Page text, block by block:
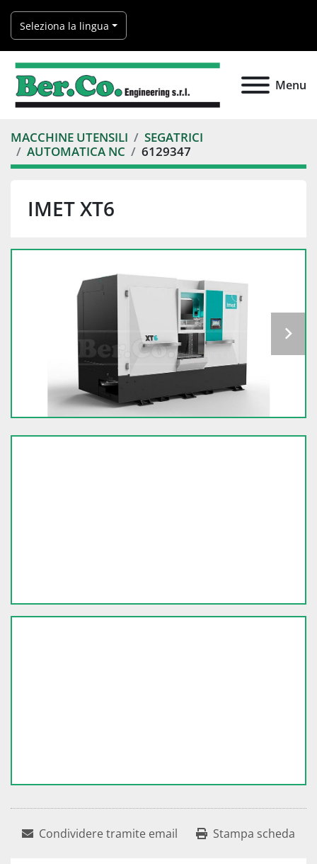
Seleziona la lingua
Menu
MACCHINE UTENSILI
SEGATRICI
AUTOMATICA NC
6129347
IMET XT6
Condividere tramite email Stampa scheda